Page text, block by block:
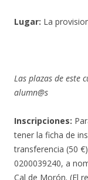
Lugar: La
Las plazas de este
alumn@s
Inscripciones:
tener la ficha de
transferencia (50
0200039240, a
Cal de Morón. (El